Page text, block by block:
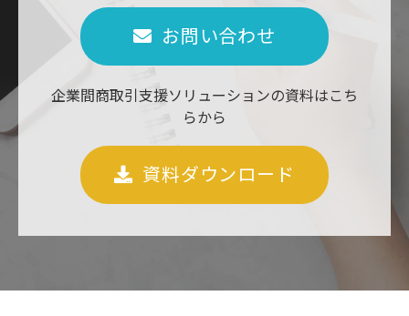
お問い合わせ
企業間商取引支援ソリューションの資料はこち
らから
資料ダウンロード